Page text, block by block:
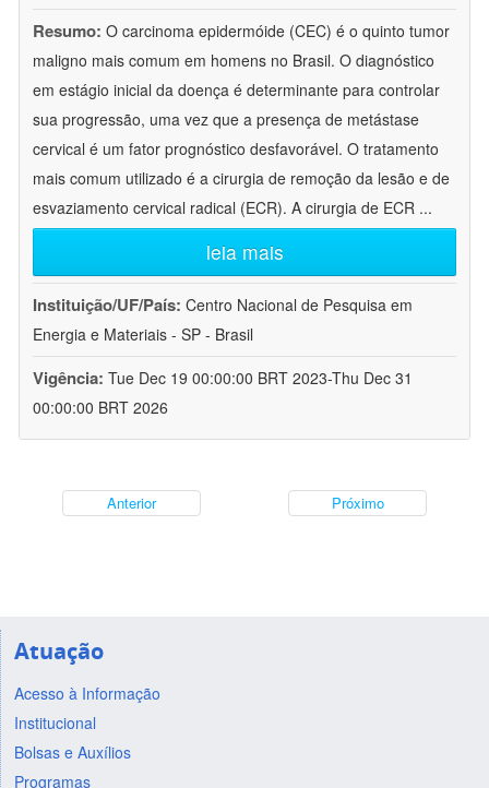
Resumo: O carcinoma epidermóide (CEC) é o quinto tumor
maligno mais comum em homens no Brasil. O diagnóstico
em estágio inicial da doença é determinante para controlar
sua progressão, uma vez que a presença de metástase
cervical é um fator prognóstico desfavorável. O tratamento
mais comum utilizado é a cirurgia de remoção da lesão e de
esvaziamento cervical radical (ECR). A cirurgia de ECR ...
leia mais
Instituição/UF/País: Centro Nacional de Pesquisa em
Energia e Materiais - SP - Brasil
Vigência: Tue Dec 19 00:00:00 BRT 2023-Thu Dec 31
00:00:00 BRT 2026
Anterior Próximo
Atuação
Acesso à Informação
Institucional
Bolsas e Auxílios
Programas